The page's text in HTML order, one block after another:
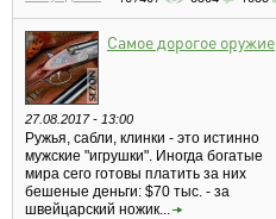
Самое дорогое оружие
27.08.2017 - 13:00
Ружья, сабли, клинки - это истинно
мужские "игрушки". Иногда богатые
мира сего готовы платить за них
бешеные деньги: $70 тыс. - за
швейцарский ножик...